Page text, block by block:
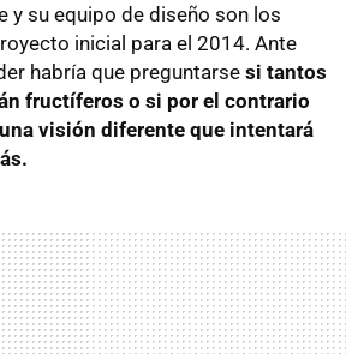
y su equipo de diseño son los
inicial para el 2014. Ante
habría que preguntarsesi tantos
fructíferos o si por el contrario
visión diferente que intentará